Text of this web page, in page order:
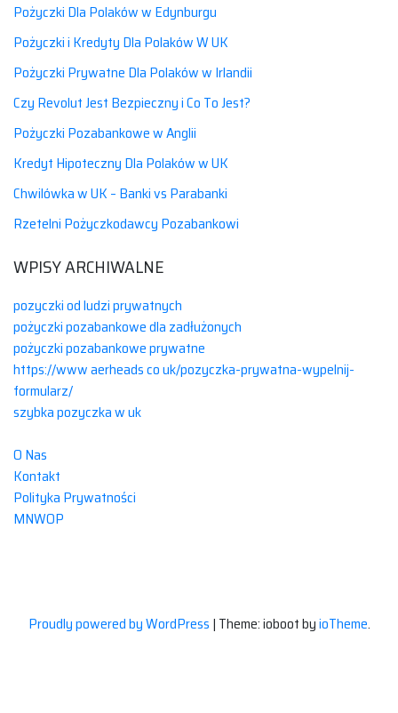
Pożyczki Dla Polaków w Edynburgu
Pożyczki i Kredyty Dla Polaków W UK
Pożyczki Prywatne Dla Polaków w Irlandii
Czy Revolut Jest Bezpieczny i Co To Jest?
Pożyczki Pozabankowe w Anglii
Kredyt Hipoteczny Dla Polaków w UK
Chwilówka w UK – Banki vs Parabanki
Rzetelni Pożyczkodawcy Pozabankowi
WPISY ARCHIWALNE
pozyczki od ludzi prywatnych
pożyczki pozabankowe dla zadłużonych
pożyczki pozabankowe prywatne
https://www aerheads co uk/pozyczka-prywatna-wypelnij-
formularz/
szybka pozyczka w uk
O Nas
Kontakt
Polityka Prywatności
MNWOP
Proudly powered by WordPress | Theme: ioboot byioTheme.